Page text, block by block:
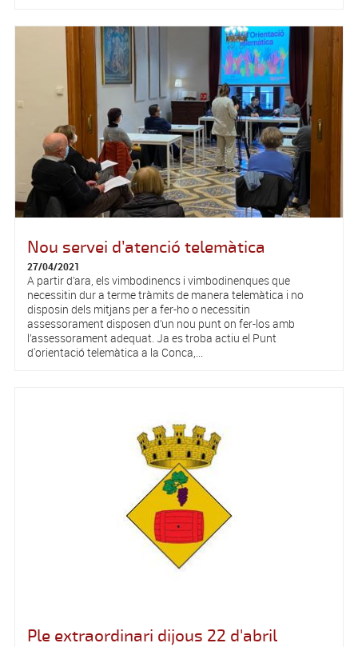
Nou servei d’atenció telemàtica
27/04/2021
A partir d’ara, els vimbodinencs i vimbodinenques que
necessitin dur a terme tràmits de manera telemàtica i no
disposin dels mitjans per a fer-ho o necessitin
assessorament disposen d’un nou punt on fer-los amb
l’assessorament adequat. Ja es troba actiu el Punt
d'orientació telemàtica a la Conca,...
Ple extraordinari dijous 22 d'abril